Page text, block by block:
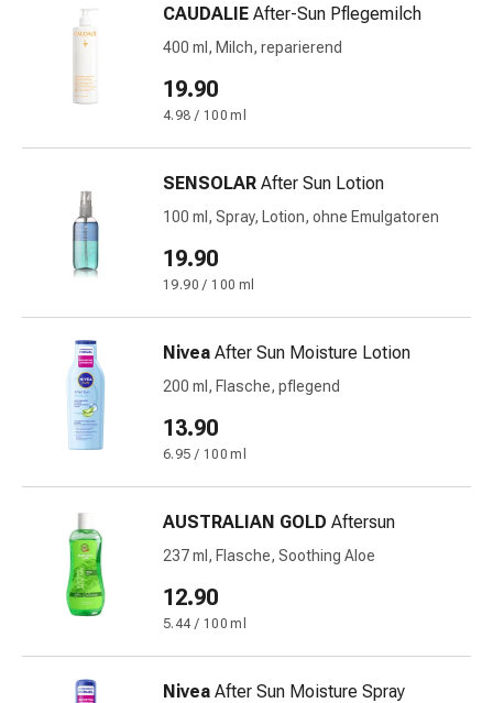
Haut
Nase
Magen-
Hämorrhoiden
Magenbrennen
Erbrechen
Verdauung,
Blähungen
Verstopfung
Medizinische
Juckreiz
Hühneraugen
Nagel-
CAUDALIE After-Sun Pflegemilch
400 ml, Milch, reparierend
19.90
4.98 / 100 ml
SENSOLAR After Sun Lotion
100 ml, Spray, Lotion, ohne Emulgatoren
19.90
19.90 / 100 ml
Nivea After Sun Moisture Lotion
200 ml, Flasche, pflegend
13.90
6.95 / 100 ml
AUSTRALIAN GOLD Aftersun
237 ml, Flasche, Soothing Aloe
12.90
5.44 / 100 ml
Nivea After Sun Moisture Spray